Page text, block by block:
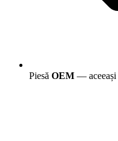
Piesă OEM — aceeași